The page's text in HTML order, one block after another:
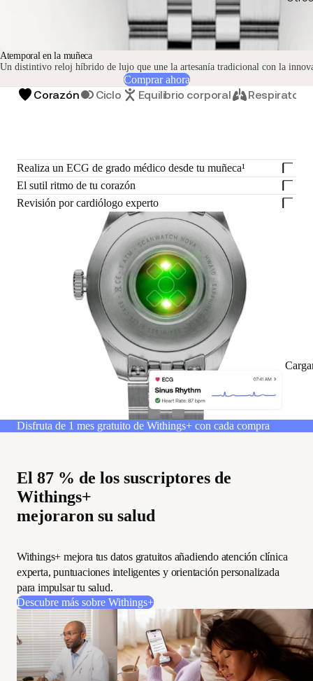
Atemporal en la muñeca
Un distintivo reloj híbrido de lujo que une la artesanía tradicional con la
Comprar ahora
Corazón Ciclo Equilibrio corporal Respiratorio
Realiza un ECG de grado médico desde tu muñeca¹
El sutil ritmo de tu corazón
Revisión por cardiólogo experto
Disfruta de 1 mes gratuito de Withings+ con cada compra
El 87 % de los suscriptores de
Withings+
mejoraron su salud
Withings+ mejora tus datos gratuitos añadiendo atención clínica
experta, puntuaciones inteligentes y orientación personalizada
para impulsar tu salud.
Descubre más sobre Withings+